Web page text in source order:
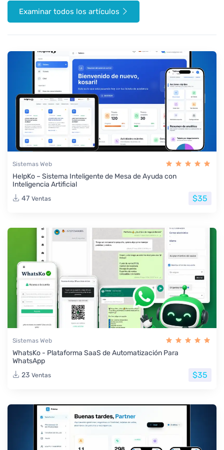
Examinar todos los artículos
Sistemas Web
HelpKo – Sistema Inteligente de Mesa de Ayuda con
Inteligencia Artificial
47 Ventas $35
Sistemas Web
WhatsKo - Plataforma SaaS de Automatización Para
WhatsApp
23 Ventas $35